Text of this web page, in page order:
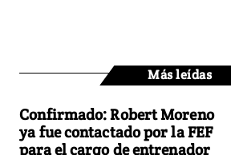
Más leídas
Confirmado: Robert Moreno
ya fue contactado por la FEF
para el cargo de entrenador